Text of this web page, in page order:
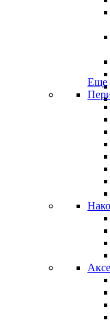
Еще